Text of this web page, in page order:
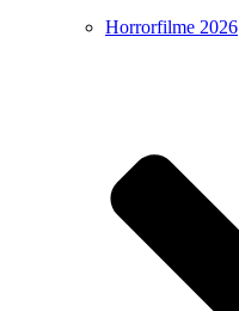
Horrorfilme 2026